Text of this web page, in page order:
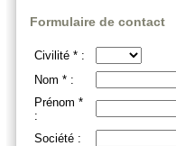
Formulaire de contact
Civilité * :
Nom * :
Prénom *
:
Société :